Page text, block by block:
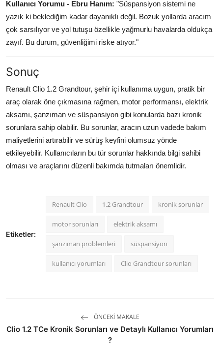
Kullanıcı Yorumu - Ebru Hanım: "Süspansiyon sistemi ne
yazık ki beklediğim kadar dayanıklı değil. Bozuk yollarda aracım
çok sarsılıyor ve yol tutuşu özellikle yağmurlu havalarda oldukça
zayıf. Bu durum, güvenliğimi riske atıyor."
Sonuç
Renault Clio 1.2 Grandtour, şehir içi kullanıma uygun, pratik bir
araç olarak öne çıkmasına rağmen, motor performansı, elektrik
aksamı, şanzıman ve süspansiyon gibi konularda bazı kronik
sorunlara sahip olabilir. Bu sorunlar, aracın uzun vadede bakım
maliyetlerini artırabilir ve sürüş keyfini olumsuz yönde
etkileyebilir. Kullanıcıların bu tür sorunlar hakkında bilgi sahibi
olması ve araçlarını düzenli bakımda tutmaları önemlidir.
Etiketler:
Renault Clio 1.2 Grandtour kronik sorunlar
motor sorunları elektrik aksamı
şanzıman problemleri süspansiyon
kullanıcı yorumları Clio Grandtour sorunları
ÖNCEKI MAKALE
Clio 1.2 TCe Kronik Sorunları ve Detaylı Kullanıcı Yorumları
?